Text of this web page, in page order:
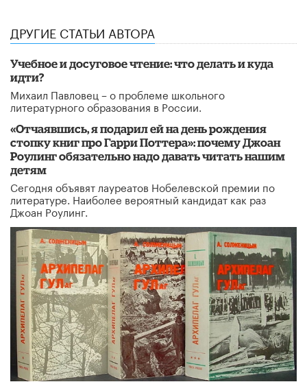
ДРУГИЕ СТАТЬИ АВТОРА
Учебное и досуговое чтение: что делать и куда
идти?
Михаил Павловец – о проблеме школьного
литературного образования в России.
«Отчаявшись, я подарил ей на день рождения
стопку книг про Гарри Поттера»: почему Джоан
Роулинг обязательно надо давать читать нашим
детям
Сегодня объявят лауреатов Нобелевской премии по
литературе. Наиболее вероятный кандидат как раз
Джоан Роулинг.